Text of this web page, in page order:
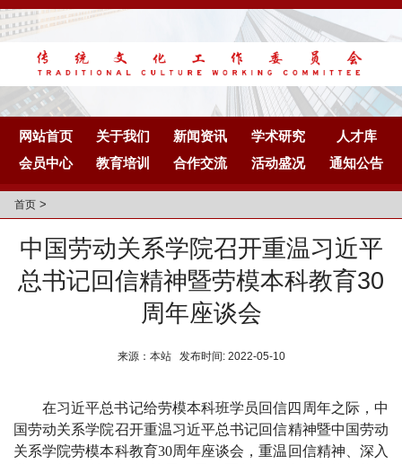
网站首页 关于我们 新闻资讯 学术研究
人才库
会员中心
教育培训 合作交流 活动盛况 通知公告
首页 >
中国劳动关系学院召开重温习近平
总书记回信精神暨劳模本科教育30
周年座谈会
来源：本站 发布时间: 2022-05-10
在习近平总书记给劳模本科班学员回信四周年之际，中
国劳动关系学院召开重温习近平总书记回信精神暨中国劳动
关系学院劳模本科教育30周年座谈会，重温回信精神、深入